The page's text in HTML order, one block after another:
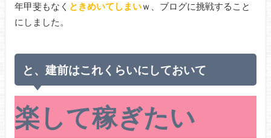
年甲斐もなく ときめいてしまいｗ、ブログに挑戦すること
にしました。
と、建前はこれくらいにしておいて
楽して稼ぎたい